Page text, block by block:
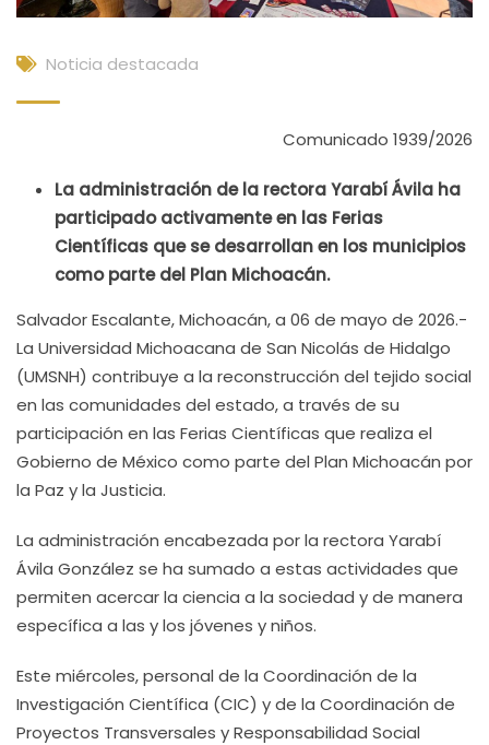
Noticia destacada
Comunicado 1939/2026
La administración de la rectora Yarabí Ávila ha
participado activamente en las Ferias
Científicas que se desarrollan en los municipios
como parte del Plan Michoacán.
Salvador Escalante, Michoacán, a 06 de mayo de 2026.-
La Universidad Michoacana de San Nicolás de Hidalgo
(UMSNH) contribuye a la reconstrucción del tejido social
en las comunidades del estado, a través de su
participación en las Ferias Científicas que realiza el
Gobierno de México como parte del Plan Michoacán por
la Paz y la Justicia.
La administración encabezada por la rectora Yarabí
Ávila González se ha sumado a estas actividades que
permiten acercar la ciencia a la sociedad y de manera
específica a las y los jóvenes y niños.
Este miércoles, personal de la Coordinación de la
Investigación Científica (CIC) y de la Coordinación de
Proyectos Transversales y Responsabilidad Social